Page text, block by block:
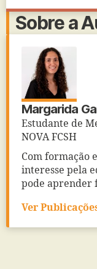
Sobre a
Margarida
Estudante de
NOVA FCSH
Com formação
interesse pela
pode aprender
Ver